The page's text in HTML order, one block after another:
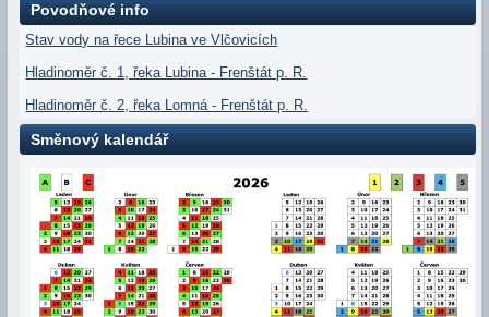
Povodňové info
Stav vody na řece Lubina ve Vlčovicích
Hladinoměr č. 1, řeka Lubina - Frenštát p. R.
Hladinoměr č. 2, řeka Lomná - Frenštát p. R.
Směnový kalendář